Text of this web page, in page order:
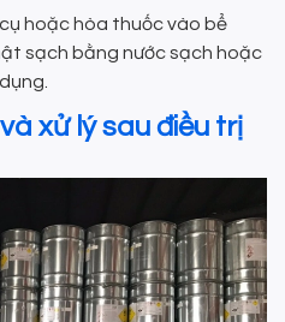
hoặc hòa thuốc vào bể
sạch bằng nước sạch hoặc
xử lý sau điều trị